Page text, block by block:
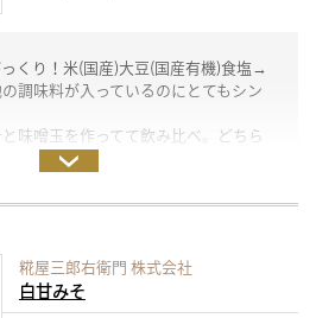
くり！米(国産)大豆(国産有機)食塩→
調味料が入っているのにとてもシン
味噌玉を作ってて飲み比べ。どちら
けにはみりんを入れるのですが、味
ぎりも美味しかったです。(試食モニ
糀屋三郎右衛門 株式会社
白甘みそ